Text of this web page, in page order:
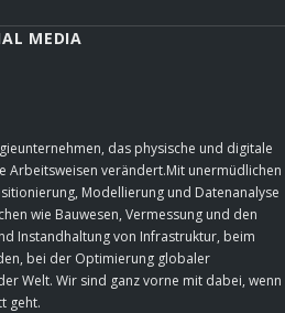
MEDIA
das physische und digitale
Arbeitsweisen verändert.Mit unermüdlichen
Modellierung und Datenanalyse
wie Bauwesen, Vermessung und den
Instandhaltung von Infrastruktur, beim
bei der Optimierung globaler
Welt. Wir sind ganz vorne mit dabei, wenn
geht.